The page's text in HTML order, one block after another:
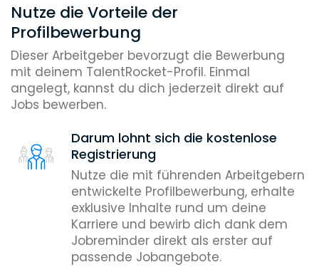
Nutze die Vorteile der
Profilbewerbung
Dieser Arbeitgeber bevorzugt die Bewerbung
mit deinem TalentRocket-Profil. Einmal
angelegt, kannst du dich jederzeit direkt auf
Jobs bewerben.
Darum lohnt sich die kostenlose
Registrierung
Nutze die mit führenden Arbeitgebern
entwickelte Profilbewerbung, erhalte
exklusive Inhalte rund um deine
Karriere und bewirb dich dank dem
Jobreminder direkt als erster auf
passende Jobangebote.